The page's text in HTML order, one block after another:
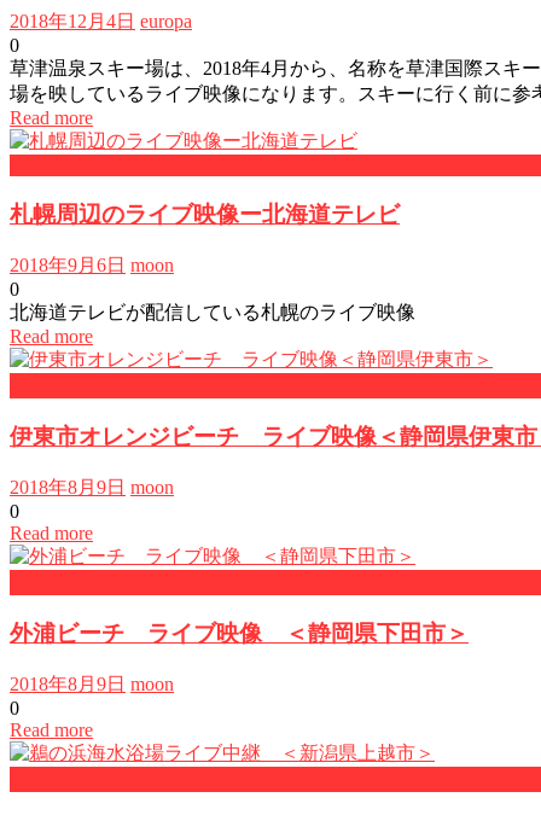
2018年12月4日 europa
0
草津温泉スキー場は、2018年4月から、名称を草津国際スキ
場を映しているライブ映像になります。スキーに行く前に参
Read more
札幌周辺のライブ映像ー北海道テレビ
2018年9月6日 moon
0
北海道テレビが配信している札幌のライブ映像
Read more
伊東市オレンジビーチ ライブ映像＜静岡県伊東
2018年8月9日 moon
0
Read more
外浦ビーチ ライブ映像 ＜静岡県下田市＞
2018年8月9日 moon
0
Read more